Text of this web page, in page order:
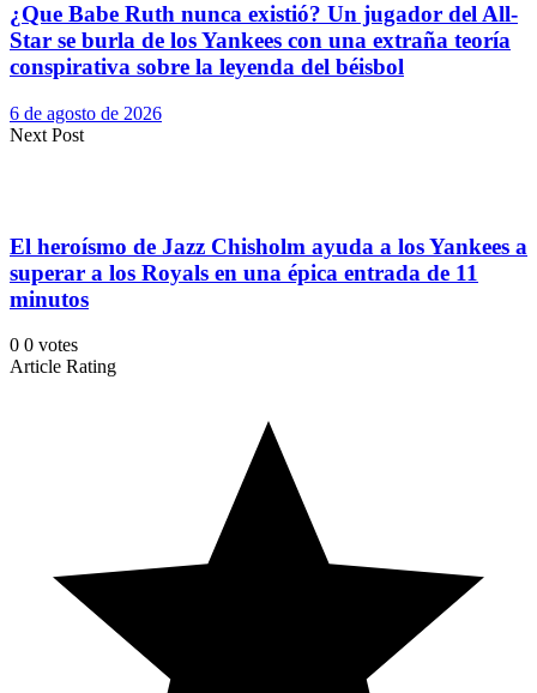
¿Que Babe Ruth nunca existió? Un jugador del All-
Star se burla de los Yankees con una extraña teoría
conspirativa sobre la leyenda del béisbol
6 de agosto de 2026
Next Post
El heroísmo de Jazz Chisholm ayuda a los Yankees a
superar a los Royals en una épica entrada de 11
minutos
0 0 votes
Article Rating